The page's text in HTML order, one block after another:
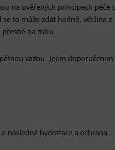
na ověřených principech péče
to může zdát hodně, většina z
přesně na míru.
vazbu. Jejím doporučením
následná hydratace a ochrana